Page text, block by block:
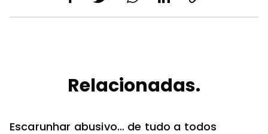
Relacionadas.
Escarunhar abusivo… de tudo a todos